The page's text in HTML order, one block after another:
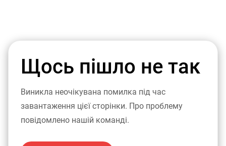
Щось пішло не так
Виникла неочікувана помилка під час
завантаження цієї сторінки. Про проблему
повідомлено нашій команді.